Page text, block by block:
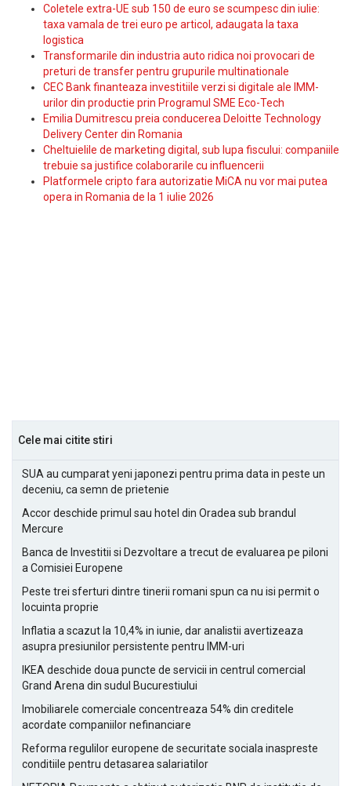
Coletele extra-UE sub 150 de euro se scumpesc din iulie:
taxa vamala de trei euro pe articol, adaugata la taxa
logistica
Transformarile din industria auto ridica noi provocari de
preturi de transfer pentru grupurile multinationale
CEC Bank finanteaza investitiile verzi si digitale ale IMM-
urilor din productie prin Programul SME Eco-Tech
Emilia Dumitrescu preia conducerea Deloitte Technology
Delivery Center din Romania
Cheltuielile de marketing digital, sub lupa fiscului: companiile
trebuie sa justifice colaborarile cu influencerii
Platformele cripto fara autorizatie MiCA nu vor mai putea
opera in Romania de la 1 iulie 2026
Cele mai citite stiri
SUA au cumparat yeni japonezi pentru prima data in peste un
deceniu, ca semn de prietenie
Accor deschide primul sau hotel din Oradea sub brandul
Mercure
Banca de Investitii si Dezvoltare a trecut de evaluarea pe piloni
a Comisiei Europene
Peste trei sferturi dintre tinerii romani spun ca nu isi permit o
locuinta proprie
Inflatia a scazut la 10,4% in iunie, dar analistii avertizeaza
asupra presiunilor persistente pentru IMM-uri
IKEA deschide doua puncte de servicii in centrul comercial
Grand Arena din sudul Bucurestiului
Imobiliarele comerciale concentreaza 54% din creditele
acordate companiilor nefinanciare
Reforma regulilor europene de securitate sociala inaspreste
conditiile pentru detasarea salariatilor